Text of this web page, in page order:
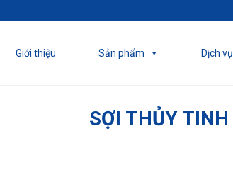
Giới thiệu Sản phẩm Dịch vụ
SỢI THỦY TINH